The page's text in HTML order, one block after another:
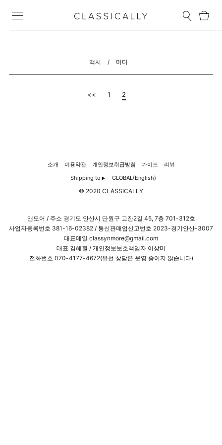
맥시 / 미디
<< 1 2
소개 이용약관 개인정보취급방침 가이드
리뷰
Shipping to ▶ GLOBAL(English)
© 2020 CLASSICALLY
앤모어 / 주소 경기도 안산시 단원구 고잔2길 45, 7층 701-312호
사업자등록번호 381-16-02382 / 통신판매업신고번호 2023-경기안산-3007
대표메일 classynmore@gmail.com
대표 김혜훤 / 개인정보보호책임자 이상미
전화번호 070-4177-4672(유선 상담은 운영 중이지 않습니다)